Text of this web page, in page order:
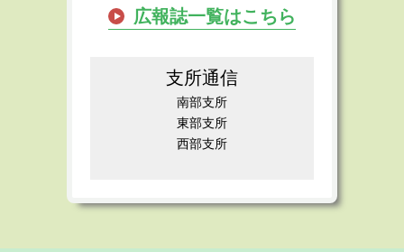
広報誌一覧はこちら
支所通信
南部支所
東部支所
西部支所